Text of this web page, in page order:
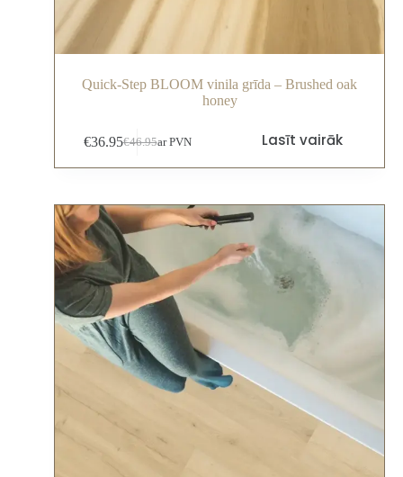
Quick-Step BLOOM vinila grīda – Brushed oak
honey
€46.95
€36.95 ar PVN Lasīt vairāk